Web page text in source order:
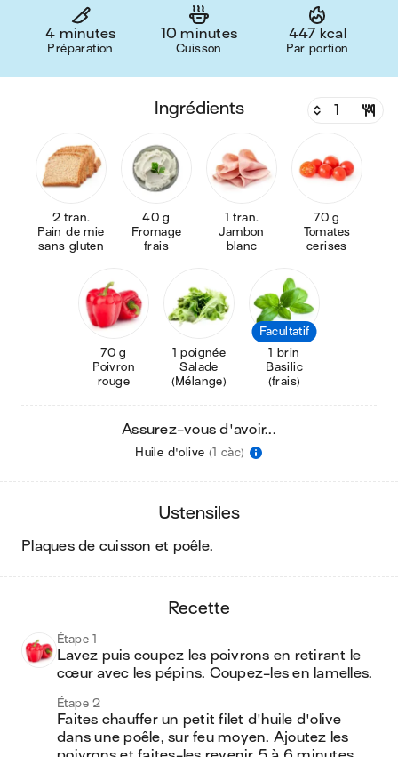
4 minutes
Préparation
10 minutes
Cuisson
447 kcal
Par portion
ingrédients
2 tran.
Pain de mie
sans gluten
40 g
Fromage
frais
1 tran.
Jambon
blanc
70 g
Tomates
cerises
70 g
Poivron
rouge
1 poignée
Salade
(Mélange)
Facultatif
1 brin
Basilic
(frais)
Assurez-vous d'avoir...
Huile d'olive (1 càc)
ustensiles
plaques de cuisson et poêle.
recette
Étape 1
Lavez puis coupez les poivrons en retirant le
cœur avec les pépins. Coupez-les en lamelles.
Étape 2
Faites chauffer un petit filet d'huile d'olive
dans une poêle, sur feu moyen. Ajoutez les